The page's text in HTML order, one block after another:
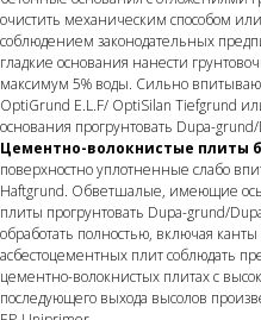
очистить механическим способом
соблюдением законодательных
гладкие основания нанести
максимум 5% воды. Сильно
OptiGrund E.L.F/ OptiSilan Tiefgrund
основания прогрунтовать Dupa-
Цементно-волокнистые плиты
поверхностно уплотненные слабо
Haftgrund. Обветшалые, имеющие
плиты прогрунтовать Dupa-grund/
обработать полностью, включая
асбестоцементных плит соблюдать
цементно-волокнистых плитах с
последующего выхода высолов